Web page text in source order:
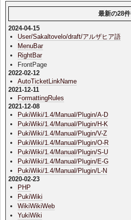
最新の28件
2024-04-15
User/Sakaltovelo/draft/アルザヒア語
MenuBar
RightBar
FrontPage
2022-02-12
AutoTicketLinkName
2021-12-11
FormattingRules
2021-12-08
PukiWiki/1.4/Manual/Plugin/A-D
PukiWiki/1.4/Manual/Plugin/H-K
PukiWiki/1.4/Manual/Plugin/V-Z
PukiWiki/1.4/Manual/Plugin/O-R
PukiWiki/1.4/Manual/Plugin/S-U
PukiWiki/1.4/Manual/Plugin/E-G
PukiWiki/1.4/Manual/Plugin/L-N
2020-02-23
PHP
PukiWiki
WikiWikiWeb
YukiWiki